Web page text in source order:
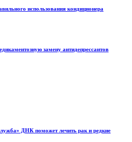
использования кондиционера
замену антидепрессантов
ДНК поможет лечить рак и редкие